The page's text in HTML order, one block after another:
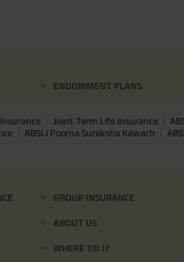
ENDOWMENT PLANS
Joint Term Life Insurance
ABSLI Poorna Suraksha Kawach
GROUP INSURANCE
ABOUT US
WHERE DO I?